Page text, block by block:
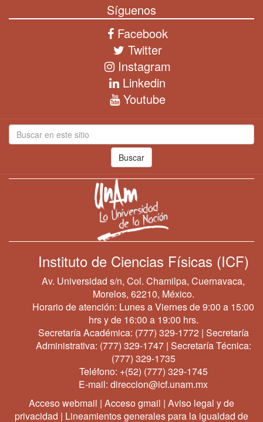
Síguenos
Facebook
Twitter
Instagram
Linkedin
Youtube
Buscar
Instituto de Ciencias Físicas (ICF)
Av. Universidad s/n, Col. Chamilpa, Cuernavaca,
Morelos, 62210, México.
Horario de atención: Lunes a Viernes de 9:00 a 15:00
hrs y de 16:00 a 19:00 hrs.
Secretaría Académica: (777) 329-1772 | Secretaría
Administrativa: (777) 329-1747| Secretaría Técnica:
(777) 329-1735
Teléfono: +(52) (777) 329-1745
E-mail: direccion@icf.unam.mx
Acceso webmail | Acceso gmail | Aviso legal y de
privacidad | Lineamientos generales para la igualdad de